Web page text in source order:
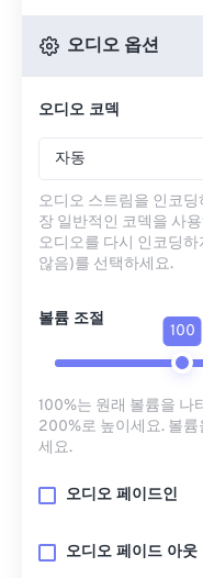
오디오 옵션
오디오 코덱
자동
오디오 스트림을 인코
장 일반적인 코덱을 사
오디오를 다시 인코딩
않음)를 선택하세요.
볼륨 조절
100
100%는 원래 볼륨을 나
200%로 높이세요. 볼
세요.
오디오 페이드인
오디오 페이드 아웃